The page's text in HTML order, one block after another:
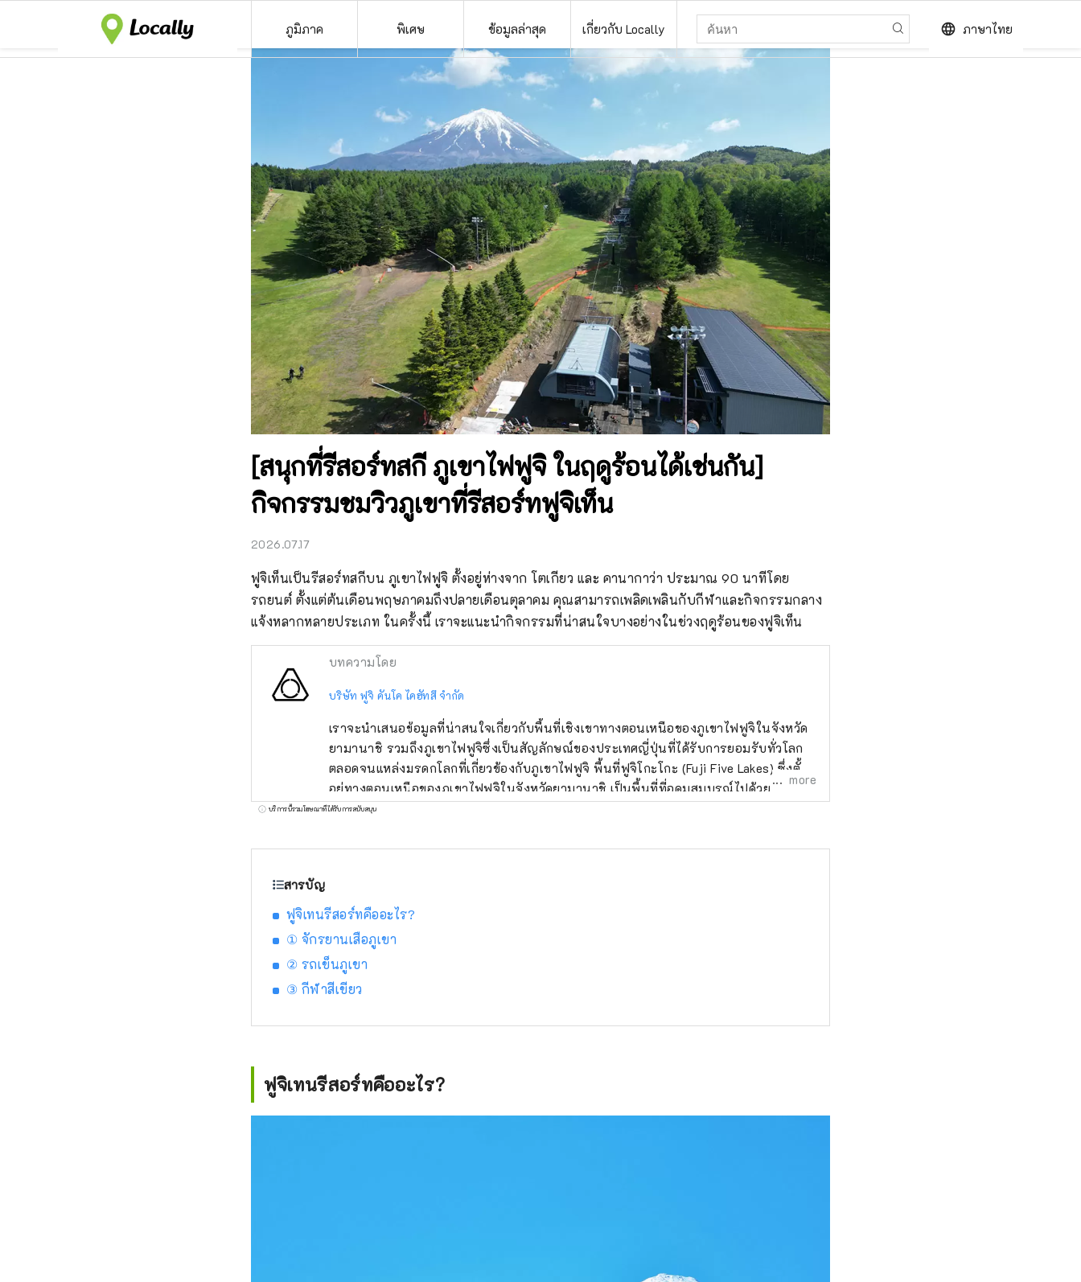
ภูมิภาค พิเศษ ข้อมูลล่าสุด เกี่ยวกับ Locally language ภาษาไทย
[สนุกที่รีสอร์ทสกี ภูเขาไฟฟูจิ ในฤดูร้อนได้เช่นกัน]
กิจกรรมชมวิวภูเขาที่รีสอร์ทฟูจิเท็น
2026.07.17
ฟูจิเท็นเป็นรีสอร์ทสกีบน ภูเขาไฟฟูจิ ตั้งอยู่ห่างจาก โตเกียว และ คานากาว่า ประมาณ 90 นาทีโดย
รถยนต์ ตั้งแต่ต้นเดือนพฤษภาคมถึงปลายเดือนตุลาคม คุณสามารถเพลิดเพลินกับกีฬาและกิจกรรมกลาง
แจ้งหลากหลายประเภท ในครั้งนี้ เราจะแนะนำกิจกรรมที่น่าสนใจบางอย่างในช่วงฤดูร้อนของฟูจิเท็น
บทความโดย
บริษัท ฟูจิ คันโค ไคฮัทสึ จำกัด
เราจะนำเสนอข้อมูลที่น่าสนใจเกี่ยวกับพื้นที่เชิงเขาทางตอนเหนือของภูเขาไฟฟูจิในจังหวัด
ยามานาชิ รวมถึงภูเขาไฟฟูจิซึ่งเป็นสัญลักษณ์ของประเทศญี่ปุ่นที่ได้รับการยอมรับทั่วโลก
ตลอดจนแหล่งมรดกโลกที่เกี่ยวข้องกับภูเขาไฟฟูจิ พื้นที่ฟูจิโกะโกะ (Fuji Five Lakes) ซึ่งตั้ง
อยู่ทางตอนเหนือของภูเขาไฟฟูจิในจังหวัดยามานาชิ เป็นพื้นที่ที่อุดมสมบูรณ์ไปด้วย
ธรรมชาติ ประกอบด้วยทะเลสาบทั้ง 5 แห่ง ได้แก่ ทะเลสาบโมโตสุ (Lake Motosuko), ทะเล
Kawaguchiko) และทะเลสาบยามานากะโกะ (Lake Yamanakako) มรดกโลกทางวัฒนธรรม
อาซามะ, ศาลเจ้าฟูจิโอมุโระเซ็นเก็น รวมถึงโอชิโนะฮักไก ซึ่งเป็นอนุสรณ์สถานทาง
ธรรมชาติ บริเวณเชิงภูเขาไฟฟูจิซึ่งเป็นแหล่งท่องเที่ยวยอดนิยม มีสถานที่น่าสนใจให้เที่ยว
ชมตลอดทั้ง 4 ฤดูกาล ฤดูใบไม้ผลิสามารถชมวิวภูเขาไฟฟูจิ ดอกซากุระ และเจดีย์ชูเรโตะ ณ
สวนอาราคุระยามะเซ็นเก็น ฤดูร้อนสามารถเพลิดเพลินกับเทศกาลสมุนไพรคาวากุจิโกะที่
สวนโออิชิ ฤดูใบไม้ร่วงสามารถชมความงดงามของใบไม้เปลี่ยนสีที่ทางเดินโมมิจิริม
อันยิ่งใหญ่ได้ที่ Fujiten Snow Resort ปัจจุบันกิจกรรมกลางแจ้ง เช่น การเดินป่า การปั่น
เพิ่มขึ้นอย่างมาก บริษัทของเราซึ่งตั้งอยู่ในพื้นที่ทะเลสาบคาวากุจิโกะบริเวณเชิงเขาทาง
ตอนเหนือของภูเขาไฟฟูจิ ดำเนินธุรกิจและสถานที่ท่องเที่ยวต่าง ๆ ได้แก่ “Fuji Subaru
more
บริการนี้รวมโฆษณาที่ได้รับการสนับสนุน
สารบัญ
ฟูจิเทนรีสอร์ทคืออะไร?
① จักรยานเสือภูเขา
② รถเข็นภูเขา
③ กีฬาสีเขียว
ฟูจิเทนรีสอร์ทคืออะไร?